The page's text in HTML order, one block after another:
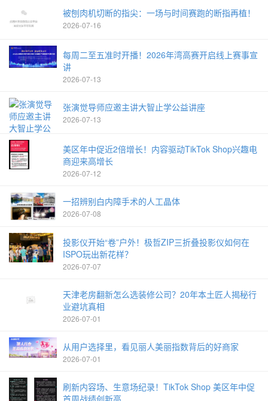
被刨肉机切断的指尖：一场与时间赛跑的断指再植！
2026-07-16
每周二至五准时开播！2026年湾高赛开启线上赛事宣
讲
2026-07-13
张演觉导师应邀主讲大智止学公益讲座
2026-07-13
美区年中促近2倍增长！内容驱动TikTok Shop兴趣电
商迎来高增长
2026-07-12
一招辨别白内障手术的人工晶体
2026-07-08
投影仪开始“卷”户外！极哲ZIP三折叠投影仪如何在
ISPO玩出新花样？
2026-07-07
天津老房翻新怎么选装修公司？20年本土匠人揭秘行
业避坑真相
2026-07-01
从用户选择里，看见丽人美丽指数背后的好商家
2026-07-01
刷新内容场、生意场纪录！TikTok Shop 美区年中促
首周战绩创新高